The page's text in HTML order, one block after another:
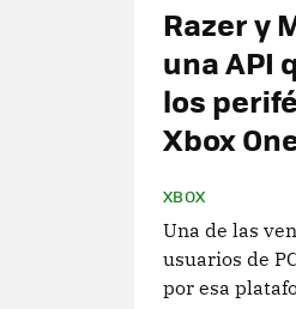
Razer y
una API
los
Xbox
XBOX
Una de las
usuarios de
por esa